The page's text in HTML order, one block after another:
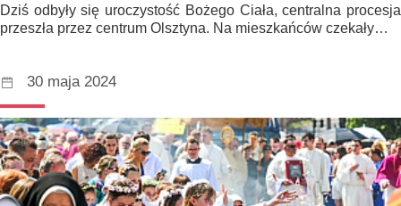
Dziś odbyły się uroczystość Bożego Ciała, centralna procesja
przeszła przez centrum Olsztyna. Na mieszkańców czekały…
30 maja 2024